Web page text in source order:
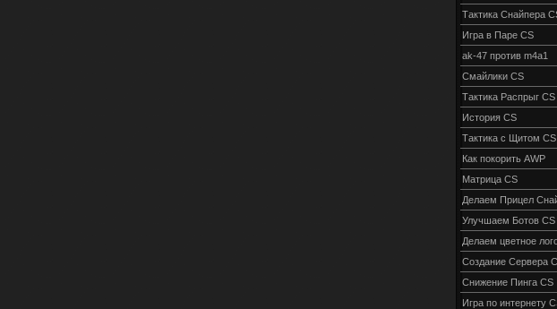
Тактика Снайпера
Игра в Паре CS
ak-47 против m4a1
Смайлики CS
Тактика Распрыг CS
История CS
Тактика с Щитом CS
Как покорить AWP
Матрица CS
Делаем Прицел
Улучшаем Ботов CS
Делаем цветное
Создание Сервера
Снижение Пинга CS
Игра по интернету